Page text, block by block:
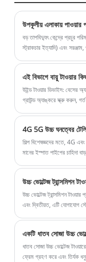
তৈরি,
জন্য
বড় তাপবিদ্যুৎ কেন্দ্রে প্রচুর
স্ট্রাকচার ইত্যাদি) এবং
এই বিভাগে বায়ু টাওয়ার
উইন্ড টাওয়ার ডিভাইস: বেসের
গ্রাউন্ড অ্যাঙ্করে স্ক্রু করুন,
4G 5G উচ্চ ঘনত্বের
শিল্প বিশেষজ্ঞদের মতে, 4G
মানের ইস্পাত পাইপের
উচ্চ ভোল্টেজ ট্রান্সমিশন
উচ্চ ভোল্টেজ ট্রান্সমিশন
এবং দ্বিতীয়ত, এটি যোগাযোগ
একটি ধাতব সোজা উচ্চ
ধাতব সোজা উচ্চ ভোল্টেজ
ফ্রেম গ্রহণ করে এবং তির্যক